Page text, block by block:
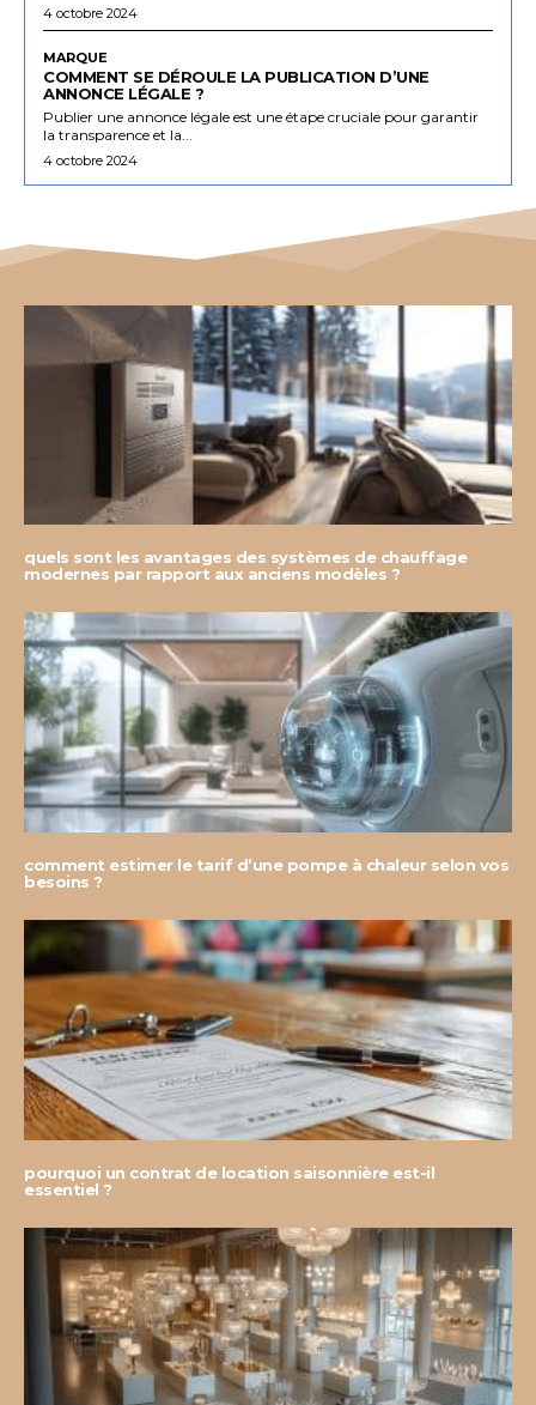
4 octobre 2024
MARQUE
COMMENT SE DÉROULE LA PUBLICATION D’UNE
ANNONCE LÉGALE ?
Publier une annonce légale est une étape cruciale pour garantir
la transparence et la...
4 octobre 2024
quels sont les avantages des systèmes de chauffage
modernes par rapport aux anciens modèles ?
comment estimer le tarif d’une pompe à chaleur selon vos
besoins ?
pourquoi un contrat de location saisonnière est-il
essentiel ?